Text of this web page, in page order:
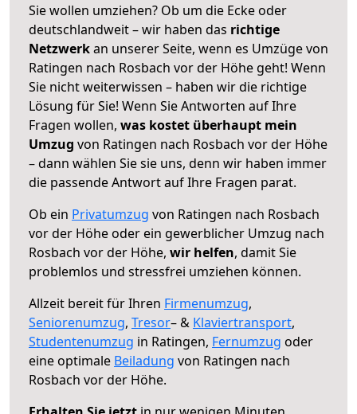
Sie wollen umziehen? Ob um die Ecke oder
deutschlandweit – wir haben das richtige
Netzwerkan unserer Seite, wenn es Umzüge von
Ratingen nach Rosbach vor der Höhe geht! Wenn
Sie nicht weiterwissen – haben wir die richtige
Lösung für Sie! Wenn Sie Antworten auf Ihre
Fragen wollen, was kostet überhaupt mein
Umzug von Ratingen nach Rosbach vor der Höhe
– dann wählen Sie sie uns, denn wir haben immer
die passende Antwort auf Ihre Fragen parat.
Ob ein Privatumzug von Ratingen nach Rosbach
vor der Höhe oder ein gewerblicher Umzug nach
Rosbach vor der Höhe, wir helfen, damit Sie
problemlos und stressfrei umziehen können.
Allzeit bereit für Ihren Firmenumzug,
Seniorenumzug, Tresor– & Klaviertransport,
Studentenumzug in Ratingen, Fernumzug oder
eine optimale Beiladung von Ratingen nach
Rosbach vor der Höhe.